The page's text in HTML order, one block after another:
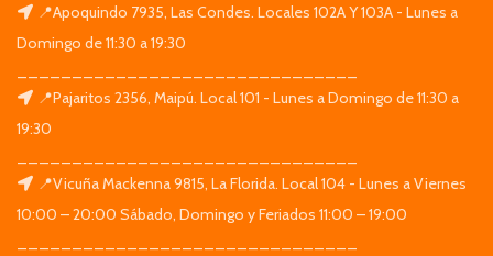
📍Apoquindo 7935, Las Condes. Locales 102A Y 103A - Lunes a
Domingo de 11:30 a 19:30
📍Pajaritos 2356, Maipú. Local 101 - Lunes a Domingo de 11:30 a
19:30
📍Vicuña Mackenna 9815, La Florida. Local 104 - Lunes a Viernes
10:00 – 20:00 Sábado, Domingo y Feriados 11:00 – 19:00